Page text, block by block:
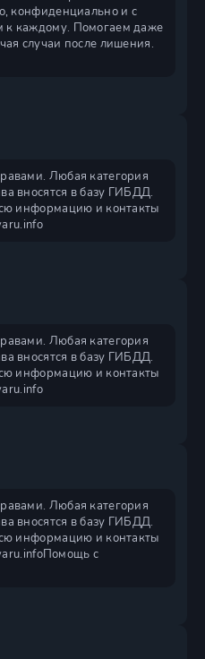
конфиденциально и с
к каждому. Помогаем даже
случаи после лишения.
Любая категория
вносятся в базу ГИБДД.
информацию и контакты
Любая категория
вносятся в базу ГИБДД.
информацию и контакты
Любая категория
вносятся в базу ГИБДД.
информацию и контакты
с